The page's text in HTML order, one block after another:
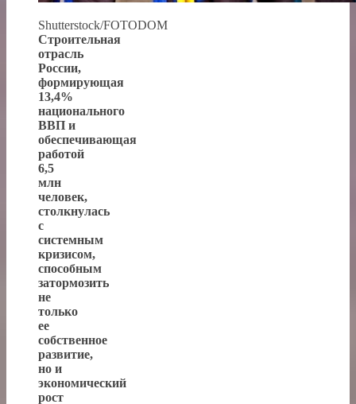
Shutterstock/FOTODOM
Строительная
отрасль
России,
формирующая
13,4%
национального
ВВП и
обеспечивающая
работой
6,5
млн
человек,
столкнулась
с
системным
кризисом,
способным
затормозить
не
только
ее
собственное
развитие,
но и
экономический
рост